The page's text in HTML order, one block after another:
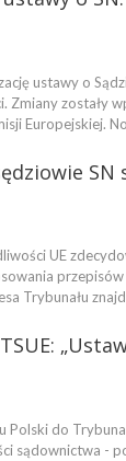
ustawy o
Zmiany zostały
Europejskiej.
UE
Trybunału
Polski do
sądownictwa -